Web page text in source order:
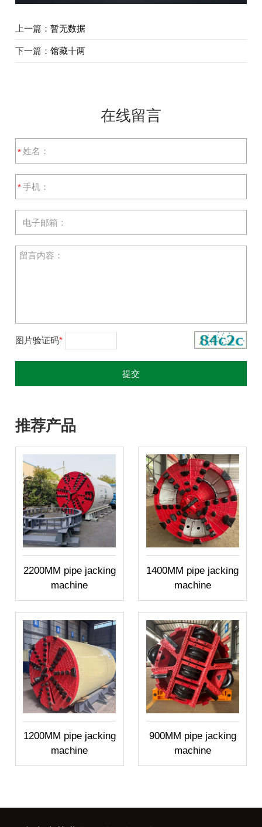
上一篇： 暂无数据
下一篇： 馆藏十两
在线留言
*
*
图片验证码*
推荐产品
2200MM pipe jacking
machine
1400MM pipe jacking
machine
1200MM pipe jacking
machine
900MM pipe jacking
machine